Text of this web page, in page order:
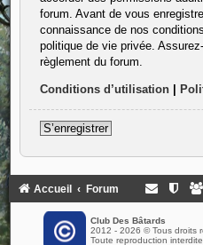
forum. Avant de vous
connaissance de nos
politique de vie privée.
règlement du forum.
Conditions d’utilisation|
S’enregistrer
Accueil Forum
Club Des Bâtards
2012 - 2026 © Tous droits
Toute reproduction interdite